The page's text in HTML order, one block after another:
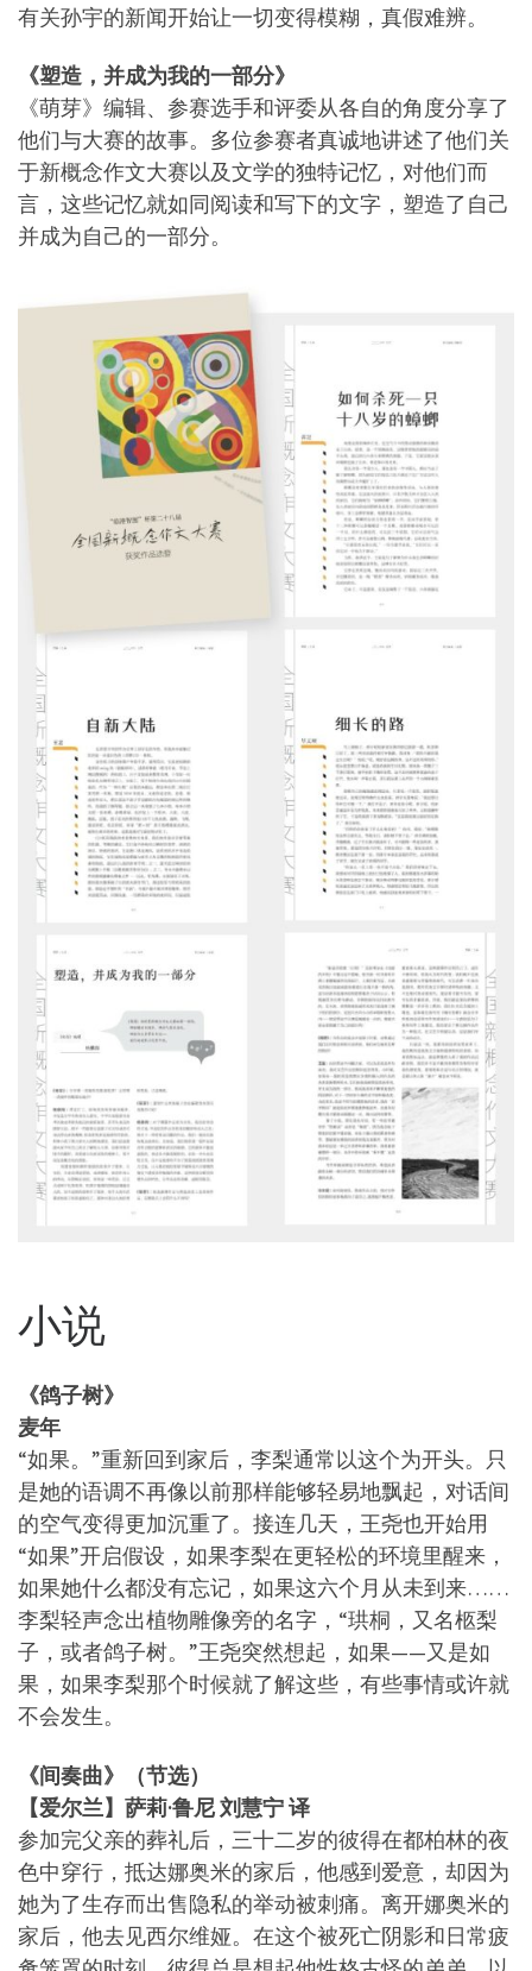
有关孙宇的新闻开始让一切变得模糊，真假难辨。
《塑造，并成为我的一部分》
《萌芽》编辑、参赛选手和评委从各自的角度分享了
他们与大赛的故事。多位参赛者真诚地讲述了他们关
于新概念作文大赛以及文学的独特记忆，对他们而
言，这些记忆就如同阅读和写下的文字，塑造了自己
并成为自己的一部分。
小说
《鸽子树》
麦年
“如果。”重新回到家后，李梨通常以这个为开头。只
是她的语调不再像以前那样能够轻易地飘起，对话间
的空气变得更加沉重了。接连几天，王尧也开始用
“如果”开启假设，如果李梨在更轻松的环境里醒来，
如果她什么都没有忘记，如果这六个月从未到来……
李梨轻声念出植物雕像旁的名字，“珙桐，又名柩梨
子，或者鸽子树。”王尧突然想起，如果——又是如
果，如果李梨那个时候就了解这些，有些事情或许就
不会发生。
《间奏曲》（节选）
【爱尔兰】萨莉·鲁尼 刘慧宁 译
参加完父亲的葬礼后，三十二岁的彼得在都柏林的夜
色中穿行，抵达娜奥米的家后，他感到爱意，却因为
她为了生存而出售隐私的举动被刺痛。离开娜奥米的
家后，他去见西尔维娅。在这个被死亡阴影和日常疲